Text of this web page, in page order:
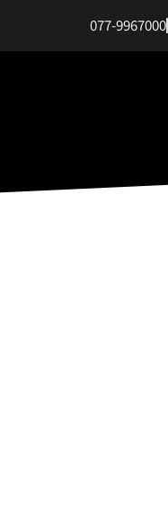
077-9967000